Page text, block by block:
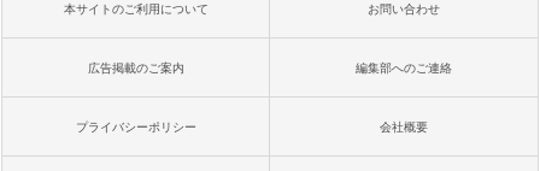
本サイトのご利用について お問い合わせ
広告掲載のご案内 編集部へのご連絡
プライバシーポリシー 会社概要